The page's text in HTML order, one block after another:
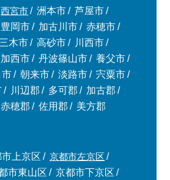
西宮市 洲本市
芦屋市
豊岡市 加古川市
赤穂市
三木市 高砂市
川西市
加西市 丹波篠山市
養父市
市 朝来市 淡路市
宍粟市
川辺郡 多可郡
加古郡
赤穂郡 佐用郡 美方郡
上京区
京都市左京区
市東山区
京都市下京区